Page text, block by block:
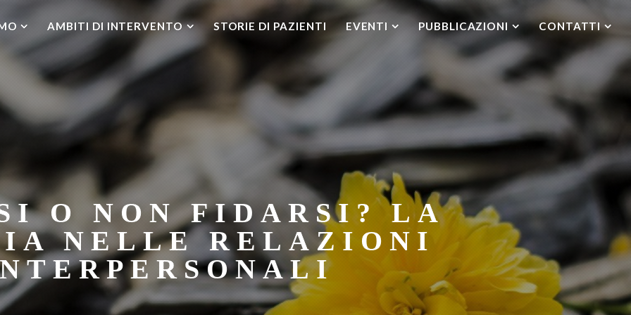
AMBITI DI INTERVENTO STORIE DI PAZIENTI EVENTI PUBBLICAZIONI CONTATTI
O NON FIDARSI? LA
NELLE RELAZIONI